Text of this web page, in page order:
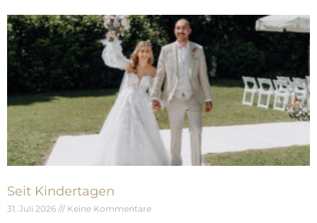
Seit Kindertagen
31. Juli 2026 Keine Kommentare